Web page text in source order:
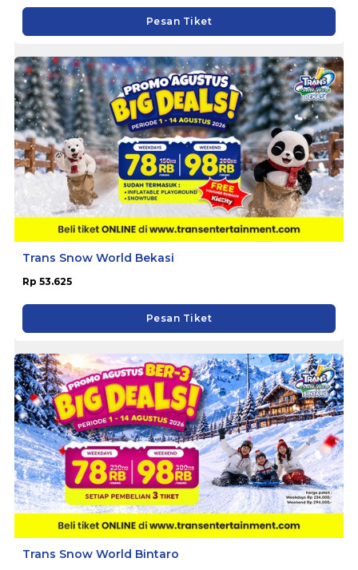
Pesan Tiket
Trans Snow World Bekasi
Rp 53.625
Pesan Tiket
Trans Snow World Bintaro